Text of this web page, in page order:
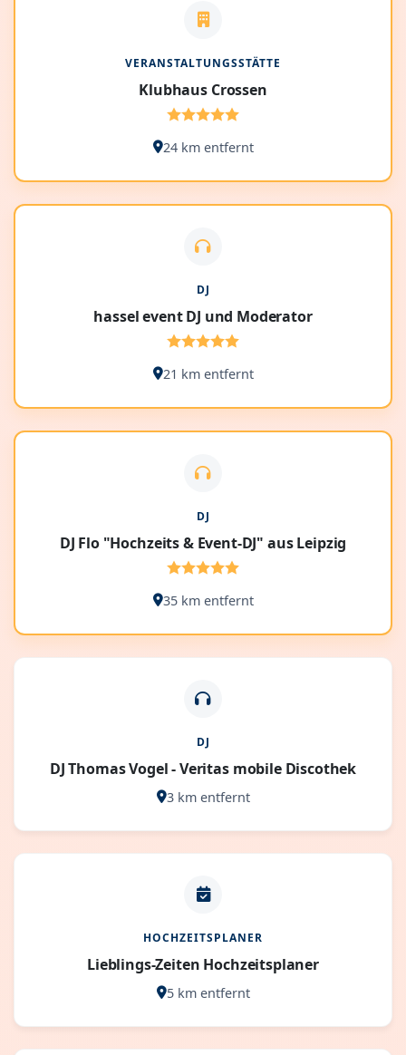
VERANSTALTUNGSSTÄTTE
Klubhaus Crossen
24 km entfernt
DJ
hassel event DJ und Moderator
21 km entfernt
DJ
DJ Flo "Hochzeits & Event-DJ" aus Leipzig
35 km entfernt
DJ
DJ Thomas Vogel - Veritas mobile Discothek
3 km entfernt
HOCHZEITSPLANER
Lieblings-Zeiten Hochzeitsplaner
5 km entfernt